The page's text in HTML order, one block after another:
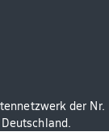
der Nr.